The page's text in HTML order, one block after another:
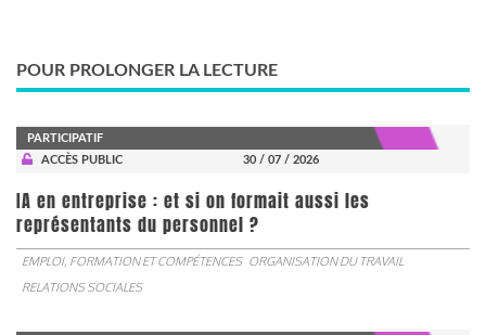
POUR PROLONGER LA LECTURE
PARTICIPATIF
ACCÈS PUBLIC
30 / 07 / 2026
IA en entreprise : et si on formait aussi les
représentants du personnel ?
EMPLOI, FORMATION ET COMPÉTENCES ORGANISATION DU TRAVAIL
RELATIONS SOCIALES